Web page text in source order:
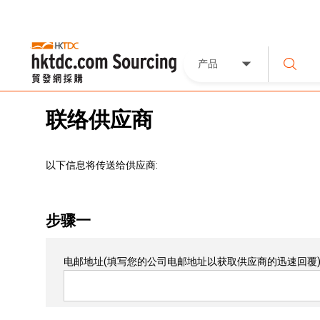
产品
联络供应商
以下信息将传送给供应商:
步骤一
电邮地址(填写您的公司电邮地址以获取供应商的迅速回覆)